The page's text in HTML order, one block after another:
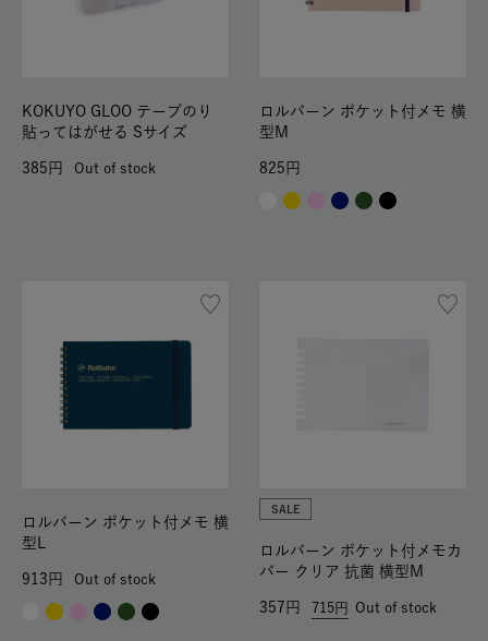
KOKUYO GLOO テープのり
貼ってはがせる Sサイズ
385 Out of stock
ロルバーン ポケット付メモ 横
型M
825
ロルバーン ポケット付メモ 横
型L
913 Out of stock
SALE
ロルバーン ポケット付メモカ
バー クリア 抗菌 横型M
715
357 Out of stock